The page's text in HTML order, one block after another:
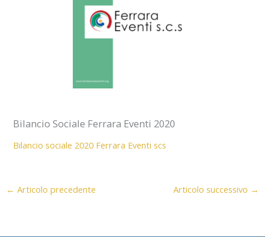
Bilancio Sociale Ferrara Eventi 2020
Bilancio sociale 2020 Ferrara Eventi scs
← Articolo precedente Articolo successivo →